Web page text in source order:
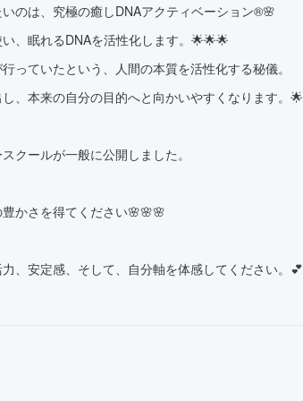
のは、究極の癒しDNAアクティベーション®🌸
、眠れるDNAを活性化します。🌟🌟🌟
っていたという、人間の本質を活性化する秘儀。
、本来の自分の目的へと向かいやすくなります。🌟
クールが一般に公開しました。
かさを得てください🌸🌸🌸
、安定感、そして、自分軸を体感してください。💕